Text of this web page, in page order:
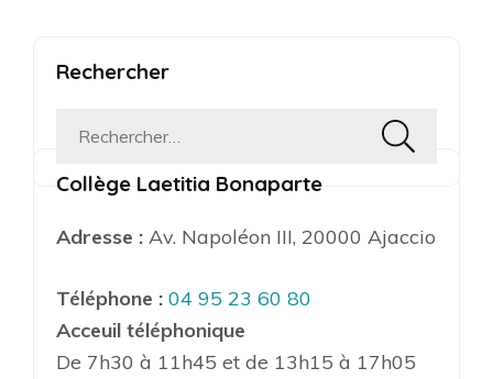
Rechercher
Rechercher :
Collège Laetitia Bonaparte
Adresse : Av. Napoléon III, 20000 Ajaccio
Téléphone : 04 95 23 60 80
Acceuil téléphonique
De 7h30 à 11h45 et de 13h15 à 17h05